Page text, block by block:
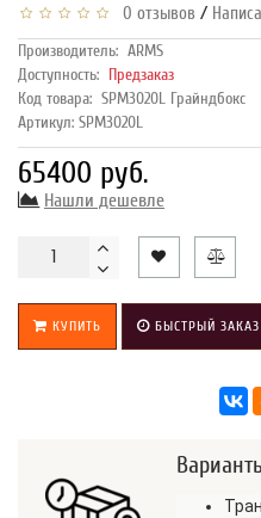
0 отзывов /
Производитель: ARMS
Доступность: Предзаказ
Код товара: SPM3020L Грайндбокс
Артикул: SPM3020L
65400 руб.
Нашли дешевле
КУПИТЬ БЫСТРЫЙ ЗАКАЗ